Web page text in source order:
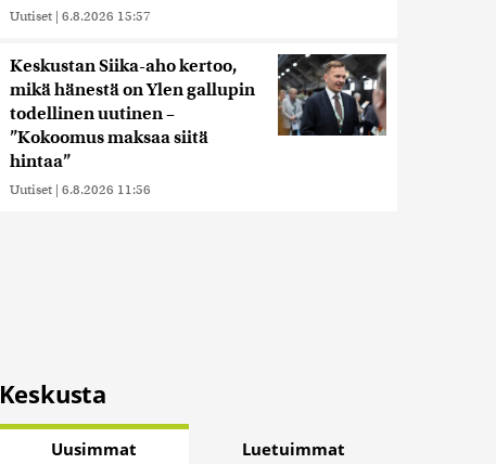
Uutiset | 6.8.2026 15:57
Keskustan Siika-aho kertoo,
mikä hänestä on Ylen gallupin
todellinen uutinen –
”Kokoomus maksaa siitä
hintaa”
Uutiset | 6.8.2026 11:56
Keskusta
Uusimmat Luetuimmat